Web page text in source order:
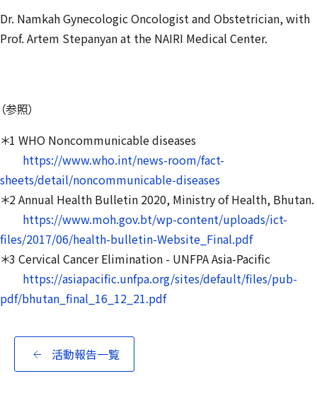
Dr. Namkah Gynecologic Oncologist and Obstetrician, with
Prof. Artem Stepanyan at the NAIRI Medical Center.
（参照）
＊1 WHO Noncommunicable diseases
https://www.who.int/news-room/fact-
sheets/detail/noncommunicable-diseases
＊2 Annual Health Bulletin 2020, Ministry of Health, Bhutan.
https://www.moh.gov.bt/wp-content/uploads/ict-
files/2017/06/health-bulletin-Website_Final.pdf
＊3 Cervical Cancer Elimination - UNFPA Asia-Pacific
https://asiapacific.unfpa.org/sites/default/files/pub-
pdf/bhutan_final_16_12_21.pdf
活動報告一覧